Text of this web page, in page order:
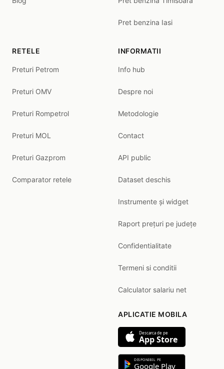
Pret benzina Iasi
RETELE
Preturi Petrom
Preturi OMV
Preturi Rompetrol
Preturi MOL
Preturi Gazprom
Comparator retele
INFORMATII
Info hub
Despre noi
Metodologie
Contact
API public
Dataset deschis
Instrumente și widget
Raport prețuri pe județe
Confidentialitate
Termeni si conditii
Calculator salariu net
APLICATIE MOBILA
Descarca de pe
App Store
DISPONIBIL PE
Google Play